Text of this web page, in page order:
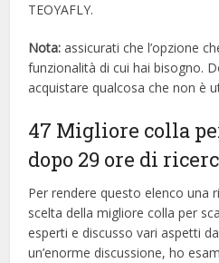
TEOYAFLY.
Nota: assicurati che l’opzione
funzionalità di cui hai bisogno.
acquistare qualcosa che non è
47 Migliore colla
dopo 29 ore di
Per rendere questo elenco una
scelta della migliore colla per
esperti e discusso vari aspetti
un’enorme discussione, ho